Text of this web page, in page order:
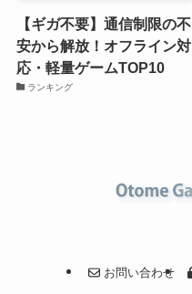
【ギガ不要】通信制限の不
安から解放！オフライン対
応・軽量ゲームTOP10
ランキング
お問い合わせ